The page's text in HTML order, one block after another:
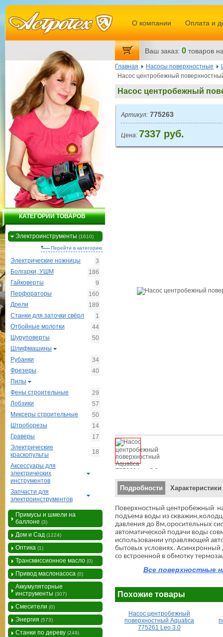
Главная Насосы поверхностные
Насос центробежный
Насос центробежный
Артикул: 775263
Цена: 7337 руб.
Вертикальные вкладки
Подробности Характеристики
Поверхностный центробежный
подъема воды из
давления до 8м,оросительных
автоматической подачи воды
использовании управляющей
бытовых условиях. Асинхронный
со встроенной в обмотку
Все поверхностные
Похожие товары
Насос центробежный
поверхностный Aquatica
775261 Leo 3.0
КАТЕГОРИИ ТОВАРОВ
Электроинструменты (1610)
Перейти в категорию
Электрические ножницы
3
Болгарки, УШМ
186
Гайковерты
9
Перфораторы
160
Дрели
189
Станки для заточки свёрл
1
Отбойные молотки
44
Шуруповерты
50
Шлифмашины
Рубанки
34
Фрезеры
40
Пилы
Фены строительные
29
Лобзики
57
Миксеры строительные
50
Штроборезы
14
Граверы
17
Электрические
краскопульты
18
Аксессуары для
электрических
инструментов
Запчасти для
электроинструментов
Примусы и шмели на
баллоне (3)
Дом и Сад (1224)
Оптика (1)
Трансмиссионное масло (0)
Привод маслонасоса (0)
Аккумуляторные
инструменты (307)
Смесители (0)
Энергия (573)
Станки по дереву (249)
О компании Оплата и
Ваш заказ: 0 товаров